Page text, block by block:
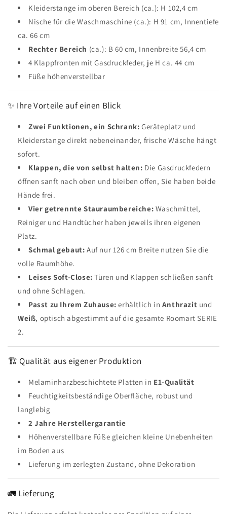
Kleiderstange im oberen Bereich (ca.): H 102,4 cm
Nische für die Waschmaschine (ca.): H 91 cm, Innentiefe
ca. 66 cm
Rechter Bereich (ca.): B 60 cm, Innenbreite 56,4 cm
4 Klappfronten mit Gasdruckfeder, je H ca. 44 cm
Füße höhenverstellbar
✨ Ihre Vorteile auf einen Blick
Zwei Funktionen, ein Schrank: Geräteplatz und
Kleiderstange direkt nebeneinander, frische Wäsche hängt
sofort.
Klappen, die von selbst halten: Die Gasdruckfedern
öffnen sanft nach oben und bleiben offen, Sie haben beide
Hände frei.
Vier getrennte Stauraumbereiche: Waschmittel,
Reiniger und Handtücher haben jeweils ihren eigenen
Platz.
Schmal gebaut: Auf nur 126 cm Breite nutzen Sie die
volle Raumhöhe.
Leises Soft-Close: Türen und Klappen schließen sanft
und ohne Schlagen.
Passt zu Ihrem Zuhause: erhältlich in Anthrazit und
Weiß, optisch abgestimmt auf die gesamte Roomart SERIE
2.
🏗 Qualität aus eigener Produktion
Melaminharzbeschichtete Platten in E1-Qualität
Feuchtigkeitsbeständige Oberfläche, robust und
langlebig
2 Jahre Herstellergarantie
Höhenverstellbare Füße gleichen kleine Unebenheiten
im Boden aus
Lieferung im zerlegten Zustand, ohne Dekoration
🚛 Lieferung